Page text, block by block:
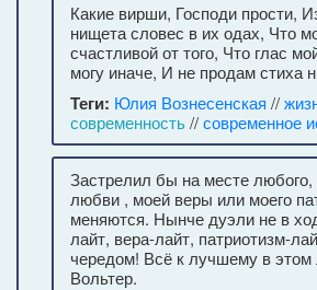
Какие вирши, Господи прости,
нищета словес в их одах, Что
счастливой от того, Что глас
могу иначе, И не продам стиха
Теги: Юлия Вознесенская //
современность//современное
Застрелил бы на месте
любви , моей веры или моего
меняются. Нынче дуэли не в
лайт, вера-лайт, патриотизм-
чередом! Всё к лучшему в
Вольтер.